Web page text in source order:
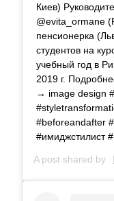
Киев)
@evita_ormane
пенсионерка
студентов на
учебный год в
2019 г.
→ image design
#beforeandafter
#имиджстилист
A post shared by